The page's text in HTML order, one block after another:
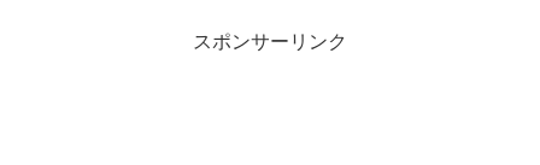
スポンサーリンク